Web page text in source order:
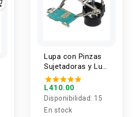
Lupa con Pinzas
Sujetadoras y Luz
LED TE-801
L410.00
Disponibilidad: 15
En stock